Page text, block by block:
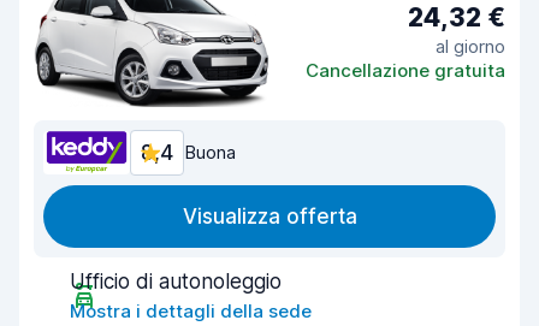
24,32 €
al giorno
Cancellazione gratuita
8,4 Buona
Visualizza offerta
Ufficio di autonoleggio
Mostra i dettagli della sede